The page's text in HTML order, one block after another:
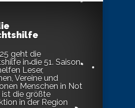
geht die
in die 51. Saison.
Leser,
Vereine und
Menschen in Not
ist die größte
in der Region